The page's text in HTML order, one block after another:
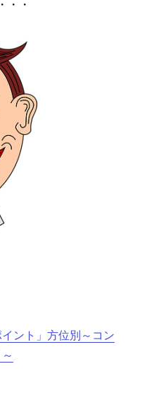
・・
ント」方位別～コン